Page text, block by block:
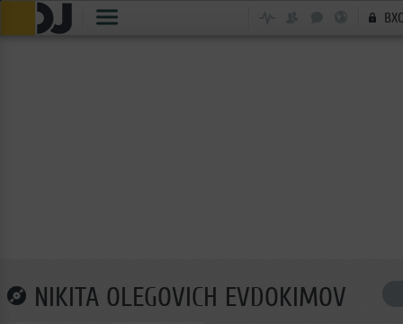
NIKITA OLEGOVICH EVDOKIMOV